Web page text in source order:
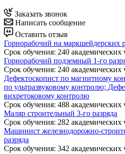
Заказать звонок
Написать сообщение
Оставить отзыв
Горнорабочий на маркшейдерских
Срок обучения: 240 академических
Горнорабочий подземный 1-го
Срок обучения: 240 академических
Дефектоскопист по магнитному
по ультразвуковому контролю;
вихретоковому контролю
Срок обучения: 488 академических
Маляр строительный 3-го разряда
Срок обучения: 282 академических
Машинист железнодорожно-
разряда
Срок обучения: 342 академических